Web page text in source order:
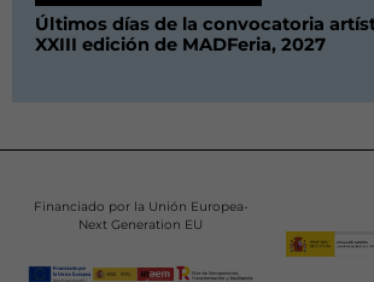
Últimos días de la convocatoria
XXIII edición de MADFeria, 2027
Financiado por la Unión Europea-
Next Generation EU